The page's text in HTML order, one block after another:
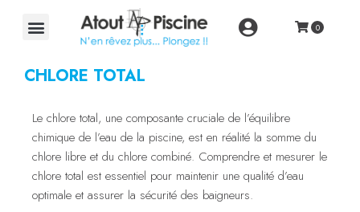
CHLORE TOTAL
Le chlore total, une composante cruciale de l’équilibre
chimique de l’eau de la piscine, est en réalité la somme du
chlore libre et du chlore combiné. Comprendre et mesurer le
chlore total est essentiel pour maintenir une qualité d’eau
optimale et assurer la sécurité des baigneurs.